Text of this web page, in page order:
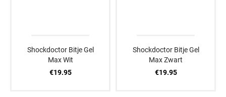
Shockdoctor Bitje Gel
Max Wit
€19.95
Shockdoctor Bitje Gel
Max Zwart
€19.95